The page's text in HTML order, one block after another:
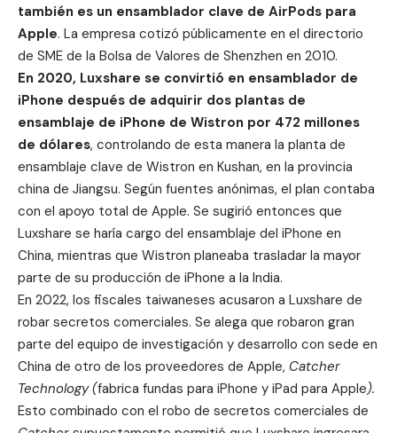
también es un ensamblador clave de AirPods para
Apple. La empresa cotizó públicamente en el directorio
de SME de la Bolsa de Valores de Shenzhen en 2010.
En 2020, Luxshare se convirtió en ensamblador de
iPhone después de adquirir dos plantas de
ensamblaje de iPhone de Wistron por 472 millones
de dólares, controlando de esta manera la planta de
ensamblaje clave de Wistron en Kushan, en la provincia
china de Jiangsu. Según fuentes anónimas, el plan contaba
con el apoyo total de Apple. Se sugirió entonces que
Luxshare se haría cargo del ensamblaje del iPhone en
China, mientras que Wistron planeaba trasladar la mayor
parte de su producción de iPhone a la India.
En 2022, los fiscales taiwaneses acusaron a Luxshare de
robar secretos comerciales. Se alega que robaron gran
parte del equipo de investigación y desarrollo con sede en
China de otro de los proveedores de Apple, Catcher
Technology (fabrica fundas para iPhone y iPad para Apple).
Esto combinado con el robo de secretos comerciales de